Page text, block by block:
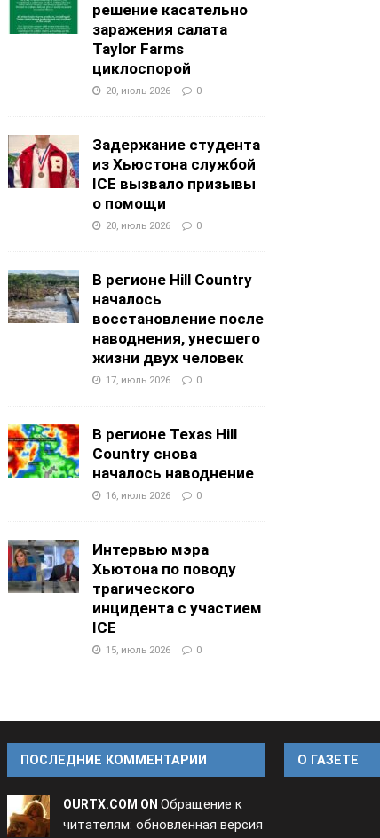
решение касательно
заражения салата
Taylor Farms
циклоспорой
20, июль 2026 0
Задержание студента
из Хьюстона службой
ICE вызвало призывы
о помощи
20, июль 2026 0
В регионе Hill Country
началось
восстановление после
наводнения, унесшего
жизни двух человек
17, июль 2026 0
В регионе Texas Hill
Country снова
началось наводнение
16, июль 2026 0
Интервью мэра
Хьютона по поводу
трагического
инцидента с участием
ICE
15, июль 2026 0
ПОСЛЕДНИЕ КОММЕНТАРИИ
OURTX.COM ONОбращение к
читателям: обновленная версия
O ГАЗЕТЕ